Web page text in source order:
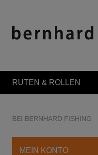
RUTEN & ROLLEN
BEI BERNHARD FISHING
MEIN KONTO